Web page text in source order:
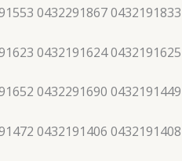
0432291867 0432191833
0432191624 0432191625
0432291690 0432191449
0432191406 0432191408